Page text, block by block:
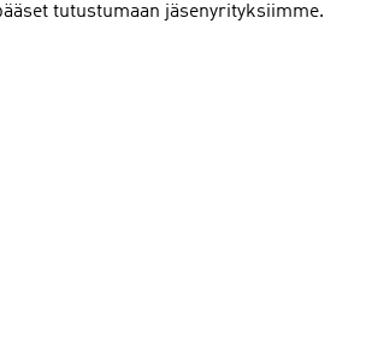
tutustumaan jäsenyrityksiimme.